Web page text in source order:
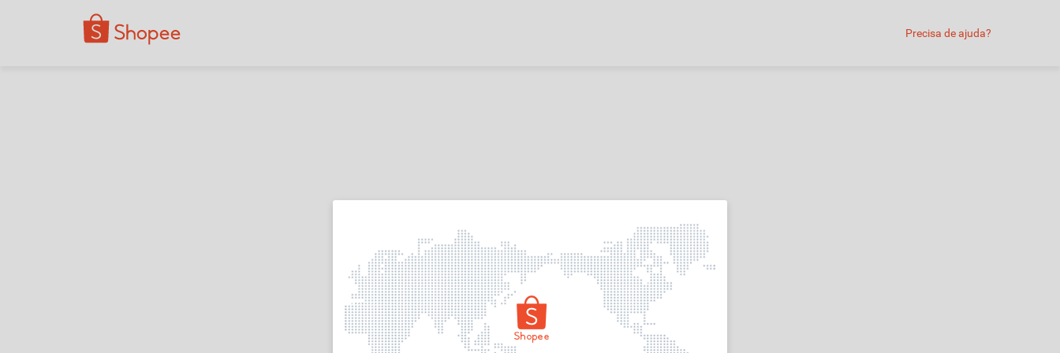
Precisa de ajuda?